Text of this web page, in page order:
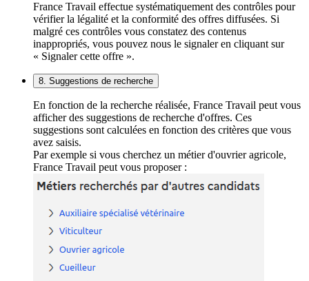
France Travail effectue systématiquement des contrôles pour
vérifier la légalité et la conformité des offres diffusées. Si
malgré ces contrôles vous constatez des contenus
inappropriés, vous pouvez nous le signaler en cliquant sur
« Signaler cette offre ».
8. Suggestions de recherche
En fonction de la recherche réalisée, France Travail peut vous
afficher des suggestions de recherche d'offres. Ces
suggestions sont calculées en fonction des critères que vous
avez saisis.
Par exemple si vous cherchez un métier d'ouvrier agricole,
France Travail peut vous proposer :